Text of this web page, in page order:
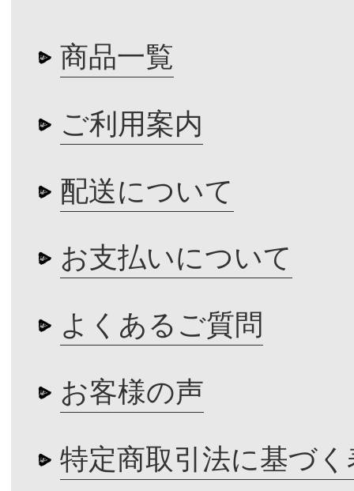
商品一覧
ご利用案内
配送について
お支払いについて
よくあるご質問
お客様の声
特定商取引法に基づく